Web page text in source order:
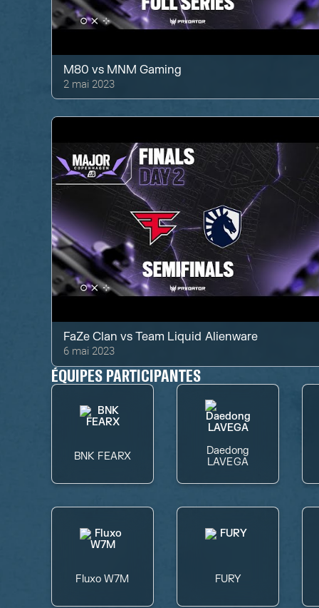
M80 vs MNM Gaming
2 mai 2023
FaZe Clan vsTeam Liquid Alienware
6 mai 2023
ÉQUIPES PARTICIPANTES
BNK FEARX
Daedong
LAVEGA
Fluxo W7M FURY